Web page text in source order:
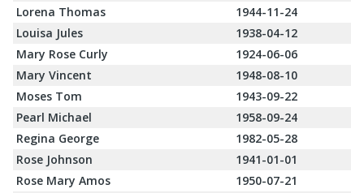
Lorena Thomas
1944-11-24
Louisa Jules
1938-04-12
Mary Rose Curly
1924-06-06
Mary Vincent
1948-08-10
Moses Tom
1943-09-22
Pearl Michael
1958-09-24
Regina George
1982-05-28
Rose Johnson
1941-01-01
Rose Mary Amos
1950-07-21